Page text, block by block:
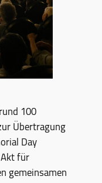
100
Übertragung
Day
für
gemeinsamen